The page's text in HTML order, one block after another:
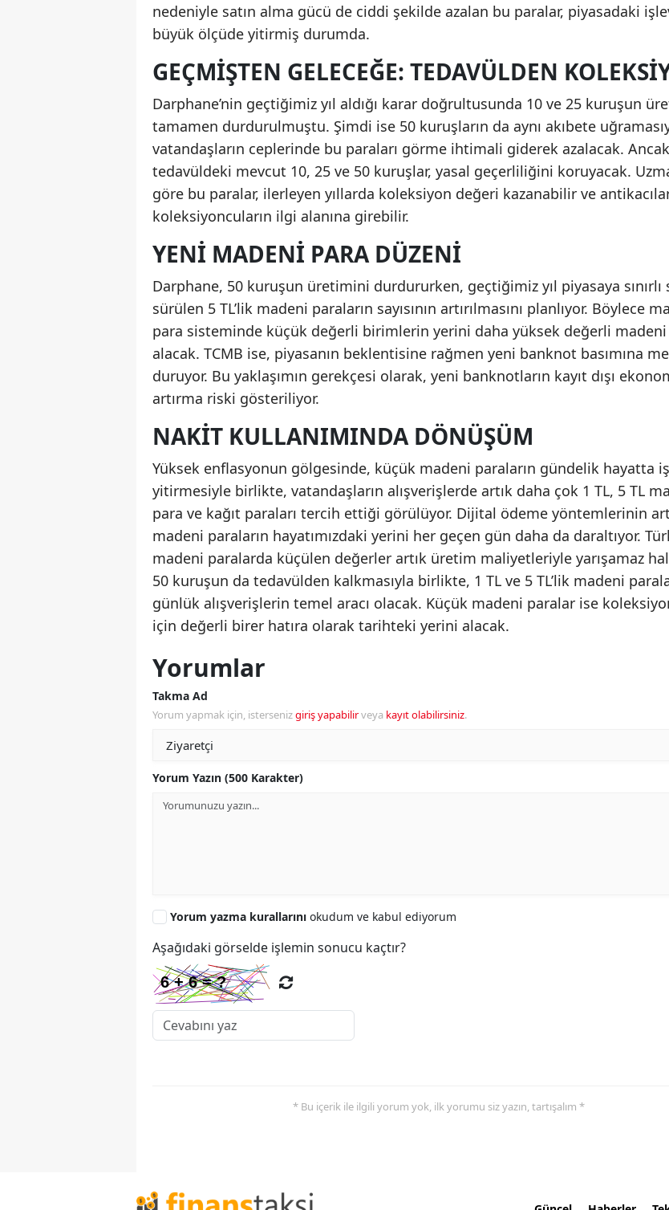
nedeniyle satın alma gücü de ciddi şekilde azalan bu paralar, piyasadaki
büyük ölçüde yitirmiş durumda.
GEÇMIŞTEN GELECEĞE: TEDAVÜLDEN
Darphane’nin geçtiğimiz yıl aldığı karar doğrultusunda 10 ve 25 kuruşun
tamamen durdurulmuştu. Şimdi ise 50 kuruşların da aynı akıbete
vatandaşların ceplerinde bu paraları görme ihtimali giderek azalacak. Ancak
tedavüldeki mevcut 10, 25 ve 50 kuruşlar, yasal geçerliliğini koruyacak.
göre bu paralar, ilerleyen yıllarda koleksiyon değeri kazanabilir ve
koleksiyoncuların ilgi alanına girebilir.
YENI MADENI PARA DÜZENI
Darphane, 50 kuruşun üretimini durdururken, geçtiğimiz yıl piyasaya sınırlı
sürülen 5 TL’lik madeni paraların sayısının artırılmasını planlıyor. Böylece
para sisteminde küçük değerli birimlerin yerini daha yüksek değerli
alacak. TCMB ise, piyasanın beklentisine rağmen yeni banknot basımına
duruyor. Bu yaklaşımın gerekçesi olarak, yeni banknotların kayıt dışı
artırma riski gösteriliyor.
NAKIT KULLANIMINDA DÖNÜŞÜM
Yüksek enflasyonun gölgesinde, küçük madeni paraların gündelik hayatta
yitirmesiyle birlikte, vatandaşların alışverişlerde artık daha çok 1 TL, 5 TL
para ve kağıt paraları tercih ettiği görülüyor. Dijital ödeme yöntemlerinin
madeni paraların hayatımızdaki yerini her geçen gün daha da daraltıyor.
madeni paralarda küçülen değerler artık üretim maliyetleriyle yarışamaz
50 kuruşun da tedavülden kalkmasıyla birlikte, 1 TL ve 5 TL’lik madeni
günlük alışverişlerin temel aracı olacak. Küçük madeni paralar ise
için değerli birer hatıra olarak tarihteki yerini alacak.
Yorumlar
Takma Ad
Yorum yapmak için, istersenizgiriş yapabilirveya kayıt olabilirsiniz.
Yorum Yazın (500 Karakter)
Yorum yazma kurallarını okudum ve kabul ediyorum
Aşağıdaki görselde işlemin sonucu kaçtır?
* Bu içerik ile ilgili yorum yok, ilk yorumu siz yazın, tartışalım *